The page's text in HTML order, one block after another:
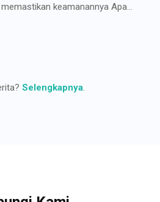
keamanannya Apa...
Selengkapnya.